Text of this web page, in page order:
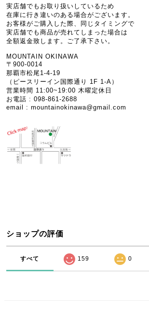
実店舗でもお取り扱いしているため
在庫に行き違いのある場合がございます。
お客様がご購入した際、同じタイミングで
実店舗でも商品が売れてしまった場合は
全額返金致します。ご了承下さい。
MOUNTAIN OKINAWA
〒900-0014
那覇市松尾1-4-19
（ピースリーイン国際通り 1F 1-A）
営業時間 11:00~19:00 木曜定休日
お電話 : 098-861-2688
email :mountainokinawa@gmail.com
ショップの評価
すべて 159 0